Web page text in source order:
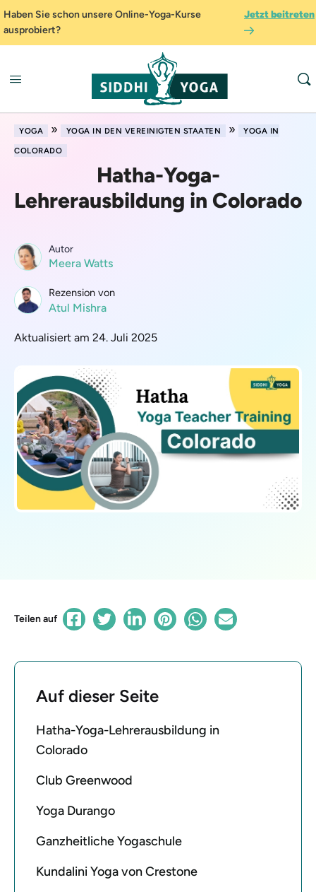
Haben Sie schon unsere Online-Yoga-Kurse
ausprobiert?
Jetzt beitreten
YOGA » YOGA IN DEN VEREINIGTEN STAATEN »
YOGA IN
COLORADO
Hatha-Yoga-
Lehrerausbildung in Colorado
Autor
Meera Watts
Rezension von
Atul Mishra
Aktualisiert am 24. Juli 2025
Teilen auf
Auf dieser Seite
Hatha-Yoga-Lehrerausbildung in
Colorado
Club Greenwood
Yoga Durango
Ganzheitliche Yogaschule
Kundalini Yoga von Crestone